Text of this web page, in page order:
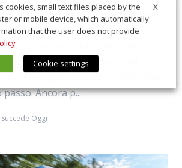
tanto agognata transizione green
va componendosi di tasselli
(come l’accordo sull’idrogeno
degli attori più importanti del
ed energetico), il Gruppo Daimler
Ancora p...
Succede Oggi
X
cookies, small text files placed by the
or mobile device, which automatically
that the user does not provide
Cookie settings